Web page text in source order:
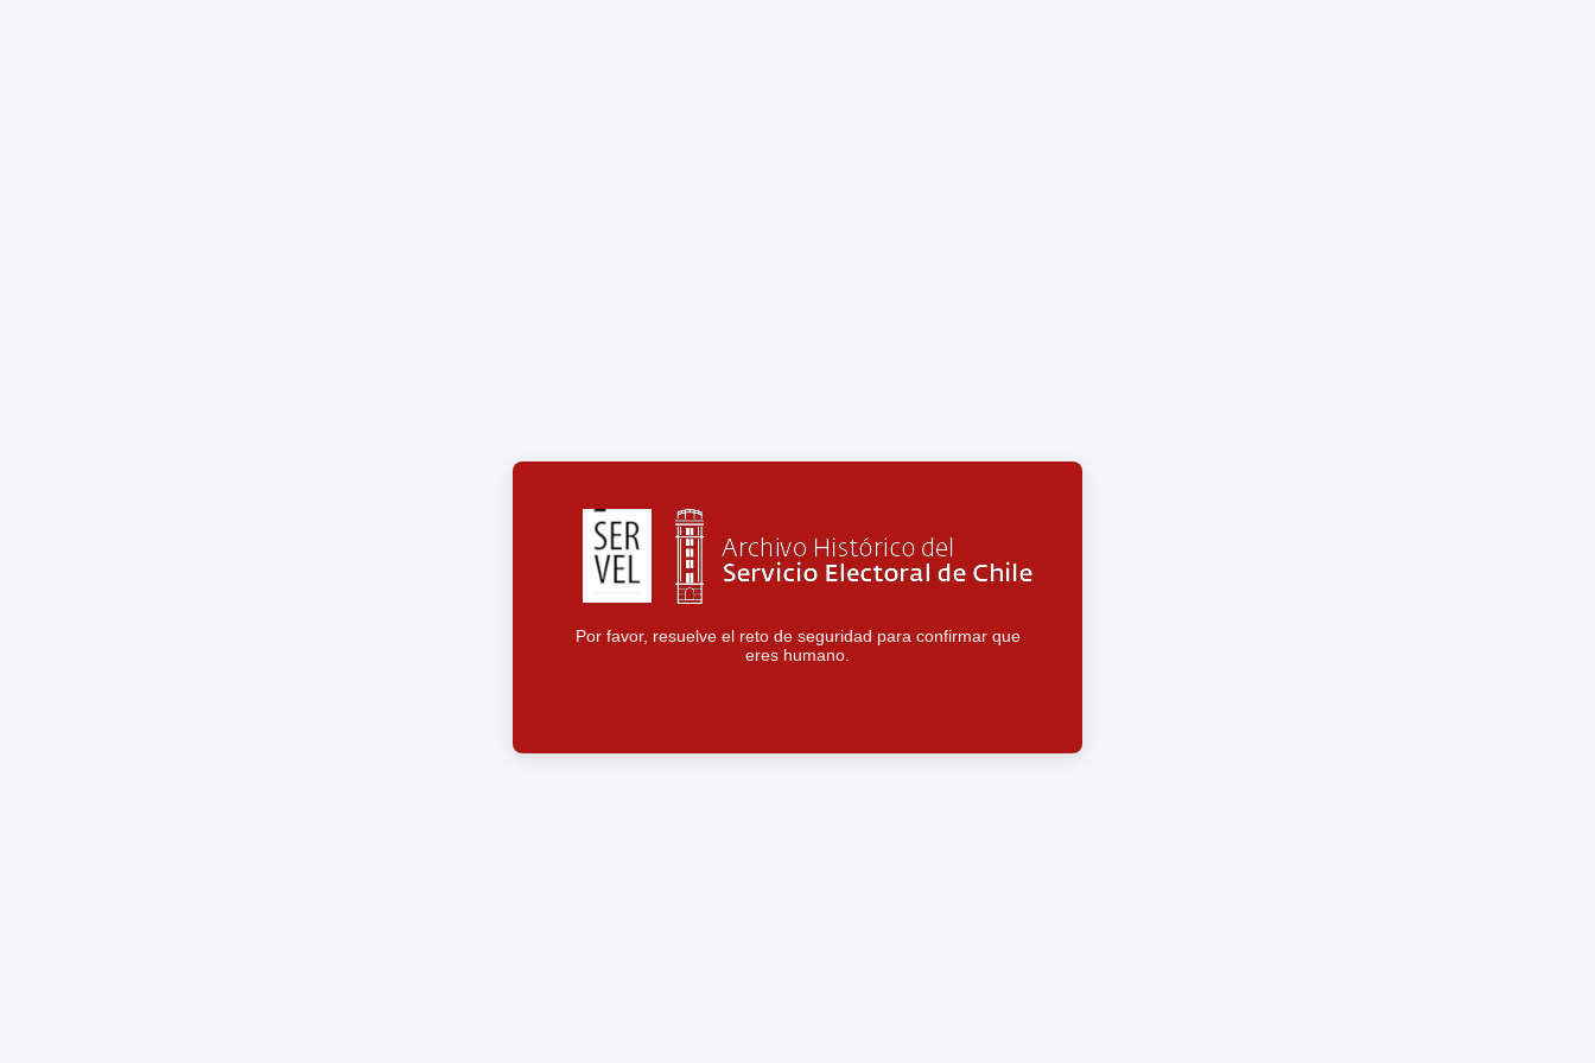
Por favor, resuelve el reto de seguridad para confirmar que
eres humano.